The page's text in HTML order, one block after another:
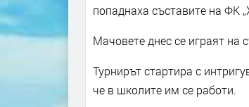
попаднаха съставите на ФК
Мачовете днес се играят на
Турнирът стартира с
че в школите им се работи.